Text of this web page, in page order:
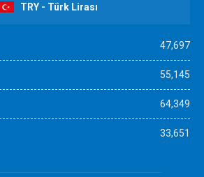
TRY - Türk Lirası
47,697
55,145
64,349
33,651